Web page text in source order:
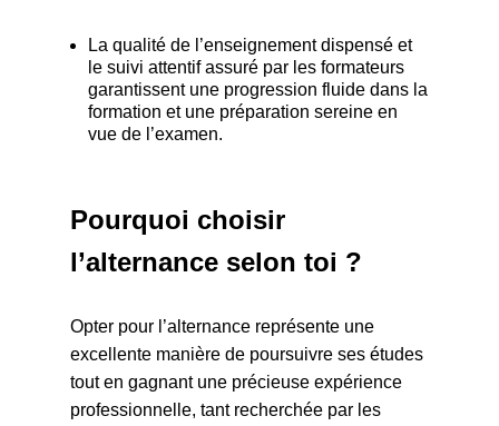
La qualité de l’enseignement dispensé et
le suivi attentif assuré par les formateurs
garantissent une progression fluide dans la
formation et une préparation sereine en
vue de l’examen.
Pourquoi choisir
l’alternance selon toi ?
Opter pour l’alternance représente une
excellente manière de poursuivre ses études
tout en gagnant une précieuse expérience
professionnelle, tant recherchée par les